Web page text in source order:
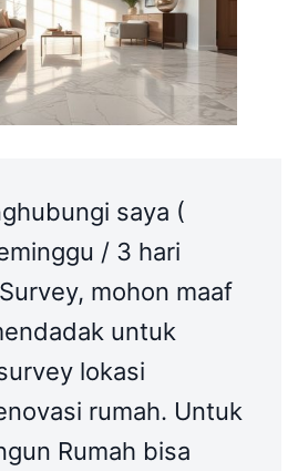
saya (
/ 3 hari
mohon maaf
untuk
lokasi
rumah. Untuk
Rumah bisa